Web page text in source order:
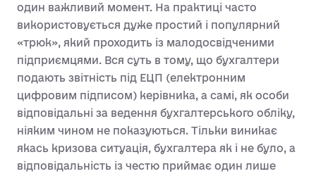
один важливий момент. На практиці часто
використовується дуже простий і популярний
«трюк», який проходить із малодосвідченими
підприємцями. Вся суть в тому, що бухгалтери
подають звітність під ЕЦП (електронним
цифровим підписом) керівника, а самі, як особи
відповідальні за ведення бухгалтерського обліку,
ніяким чином не показуються. Тільки виникає
якась кризова ситуація, бухгалтера як і не було, а
відповідальність із честю приймає один лише